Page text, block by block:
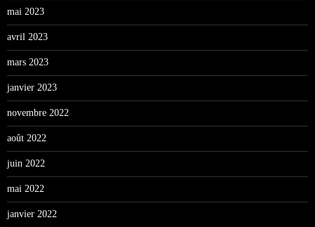
mai 2023
avril 2023
mars 2023
janvier 2023
novembre 2022
août 2022
juin 2022
mai 2022
janvier 2022